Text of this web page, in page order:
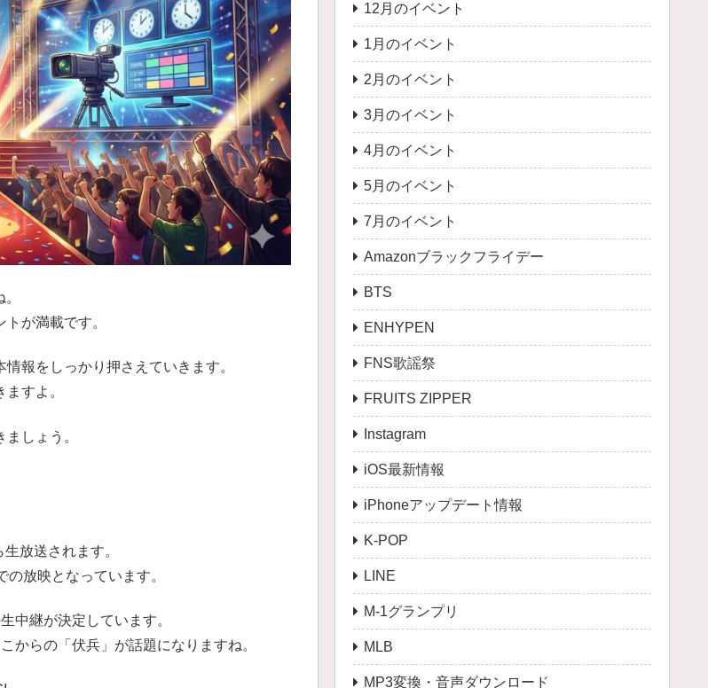
が満載です。
報をしっかり押さえていきます。
すよ。
しょう。
放送されます。
放映となっています。
中継が決定しています。
からの「伏兵」が話題になりますね。
12月のイベント
1月のイベント
2月のイベント
3月のイベント
4月のイベント
5月のイベント
7月のイベント
Amazonブラックフライデー
BTS
ENHYPEN
FNS歌謡祭
FRUITS ZIPPER
Instagram
iOS最新情報
iPhoneアップデート情報
K-POP
LINE
M-1グランプリ
MLB
MP3変換・音声ダウンロード